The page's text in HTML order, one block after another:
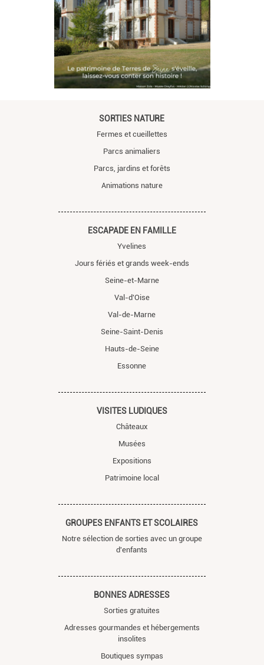
SORTIES NATURE
Fermes et cueillettes
Parcs animaliers
Parcs, jardins et forêts
Animations nature
ESCAPADE EN FAMILLE
Yvelines
Jours fériés et grands week-ends
Seine-et-Marne
Val-d'Oise
Val-de-Marne
Seine-Saint-Denis
Hauts-de-Seine
Essonne
VISITES LUDIQUES
Châteaux
Musées
Expositions
Patrimoine local
GROUPES ENFANTS ET SCOLAIRES
Notre sélection de sorties avec un groupe
d'enfants
BONNES ADRESSES
Sorties gratuites
Adresses gourmandes et hébergements
insolites
Boutiques sympas